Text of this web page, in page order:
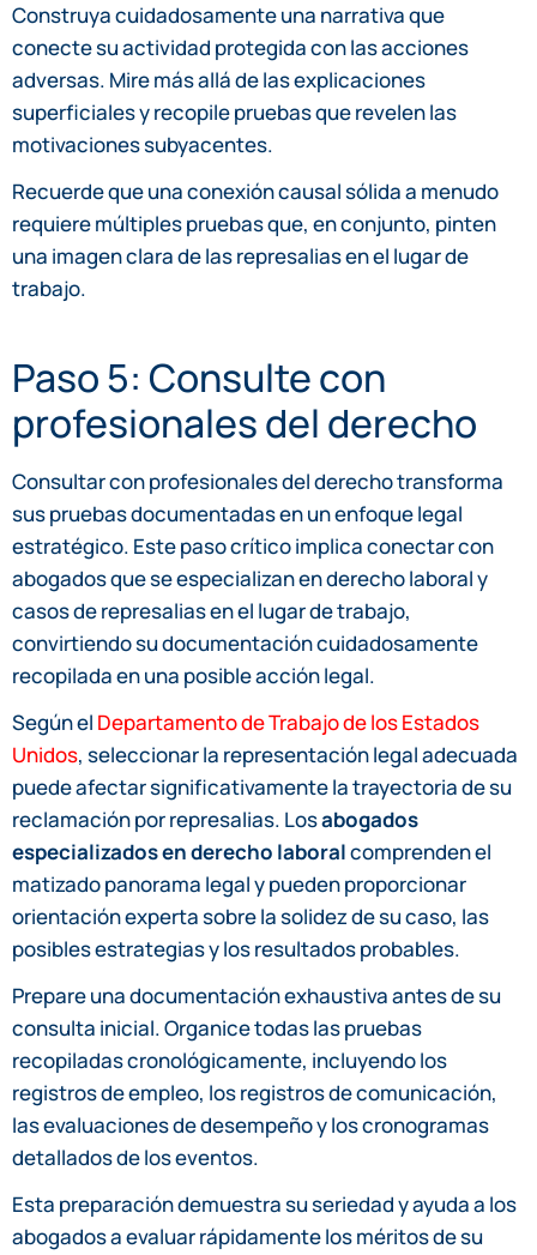
Construya cuidadosamente una narrativa que
conecte su actividad protegida con las acciones
adversas. Mire más allá de las explicaciones
superficiales y recopile pruebas que revelen las
motivaciones subyacentes.
Recuerde que una conexión causal sólida a menudo
requiere múltiples pruebas que, en conjunto, pinten
una imagen clara de las represalias en el lugar de
trabajo.
Paso 5: Consulte con
profesionales del derecho
Consultar con profesionales del derecho transforma
sus pruebas documentadas en un enfoque legal
estratégico. Este paso crítico implica conectar con
abogados que se especializan en derecho laboral y
casos de represalias en el lugar de trabajo,
convirtiendo su documentación cuidadosamente
recopilada en una posible acción legal.
Según el Departamento de Trabajo de los Estados
Unidos, seleccionar la representación legal adecuada
puede afectar significativamente la trayectoria de su
reclamación por represalias. Losabogados
especializados en derecho laboralcomprenden el
matizado panorama legal y pueden proporcionar
orientación experta sobre la solidez de su caso, las
posibles estrategias y los resultados probables.
Prepare una documentación exhaustiva antes de su
consulta inicial. Organice todas las pruebas
recopiladas cronológicamente, incluyendo los
registros de empleo, los registros de comunicación,
las evaluaciones de desempeño y los cronogramas
detallados de los eventos.
Esta preparación demuestra su seriedad y ayuda a los
abogados a evaluar rápidamente los méritos de su